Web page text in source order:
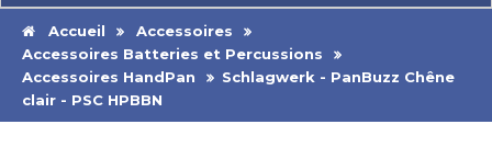
Accueil
Accessoires
Accessoires Batteries et Percussions
Accessoires HandPan
Schlagwerk - PanBuzz Chêne
clair - PSC HPBBN